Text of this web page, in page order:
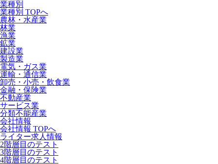
業種別
業種別 TOPへ
農林・水産業
林業
漁業
鉱業
建設業
製造業
電気・ガス業
運輸・通信業
卸売・小売・飲食業
金融・保険業
不動産業
サービス業
分類不能産業
会社情報
会社情報 TOPへ
ライター求人情報
2階層目のテスト
3階層目のテスト
4階層目のテスト